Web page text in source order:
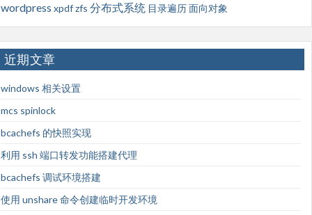
wordpress xpdfzfs 分布式系统 目录遍历面向对象
近期文章
windows 相关设置
mcs spinlock
bcachefs 的快照实现
利用 ssh 端口转发功能搭建代理
bcachefs 调试环境搭建
使用 unshare 命令创建临时开发环境